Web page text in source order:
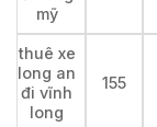
mỹ
thuê xe
long an
đi vĩnh
long
155